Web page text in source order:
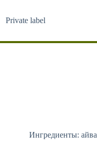
Private label
Ингредиенты: айва